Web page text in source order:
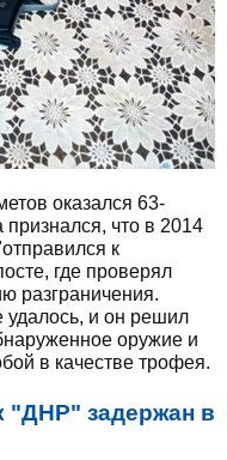
оказался 63-
что в 2014
к
где проверял
разграничения.
удалось, и он решил
оружие и
в качестве трофея.
"ДНР" задержан в